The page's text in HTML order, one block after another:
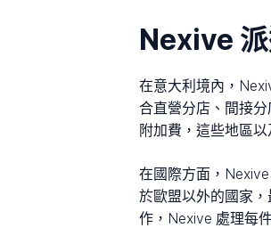
Nexive
在意大利境內，
合直營分店、間接
附加費，這些地區
在國際方面，
於歐盟以外的國家
作，Nexive 處理每